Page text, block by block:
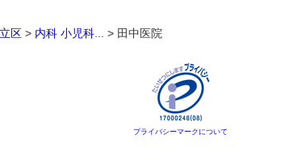
区 > 内科 小児科... > 田中医院
プライバシーマークについて